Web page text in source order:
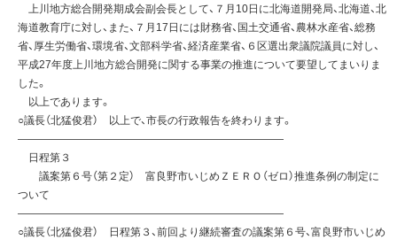
上川地方総合開発期成会副会長として、７月10日に北海道開発局、北海道、北
海道教育庁に対し、また、７月17日には財務省、国土交通省、農林水産省、総務
省、厚生労働省、環境省、文部科学省、経済産業省、６区選出衆議院議員に対し、
平成27年度上川地方総合開発に関する事業の推進について要望してまいりま
した。
以上であります。
○議長（北猛俊君） 以上で、市長の行政報告を終わります。
—————————————————————————
日程第３
議案第６号（第２定） 富良野市いじめＺＥＲＯ（ゼロ）推進条例の制定に
ついて
—————————————————————————
○議長（北猛俊君） 日程第３、前回より継続審査の議案第６号、富良野市いじめ